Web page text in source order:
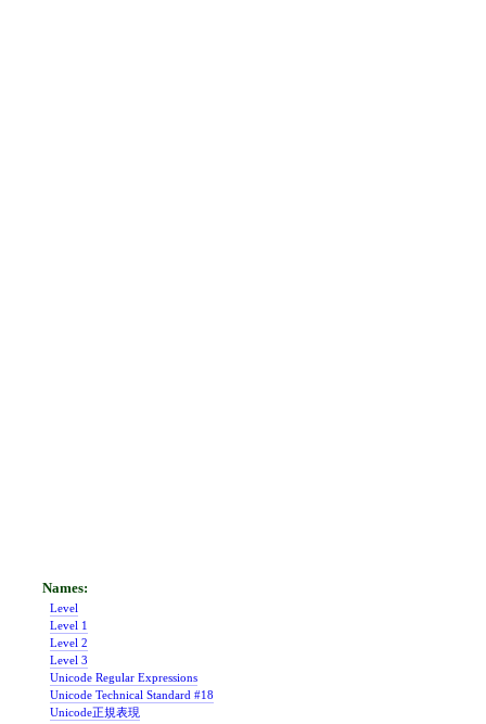
Level
Level 1
Level 2
Level 3
Unicode Regular Expressions
Unicode Technical Standard #18
Unicode正規表現